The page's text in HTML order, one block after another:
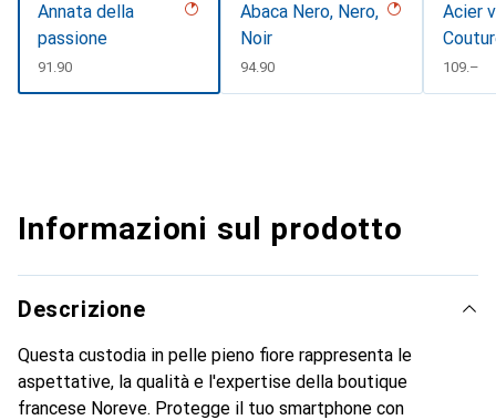
Annata della
passione
CHF
91.90
Abaca Nero, Nero,
Noir
CHF
94.90
Acier
CHF
109.–
Informazioni sul prodotto
Descrizione
Questa custodia in pelle pieno fiore rappresenta le
aspettative, la qualità e l'expertise della boutique
francese Noreve. Protegge il tuo smartphone con